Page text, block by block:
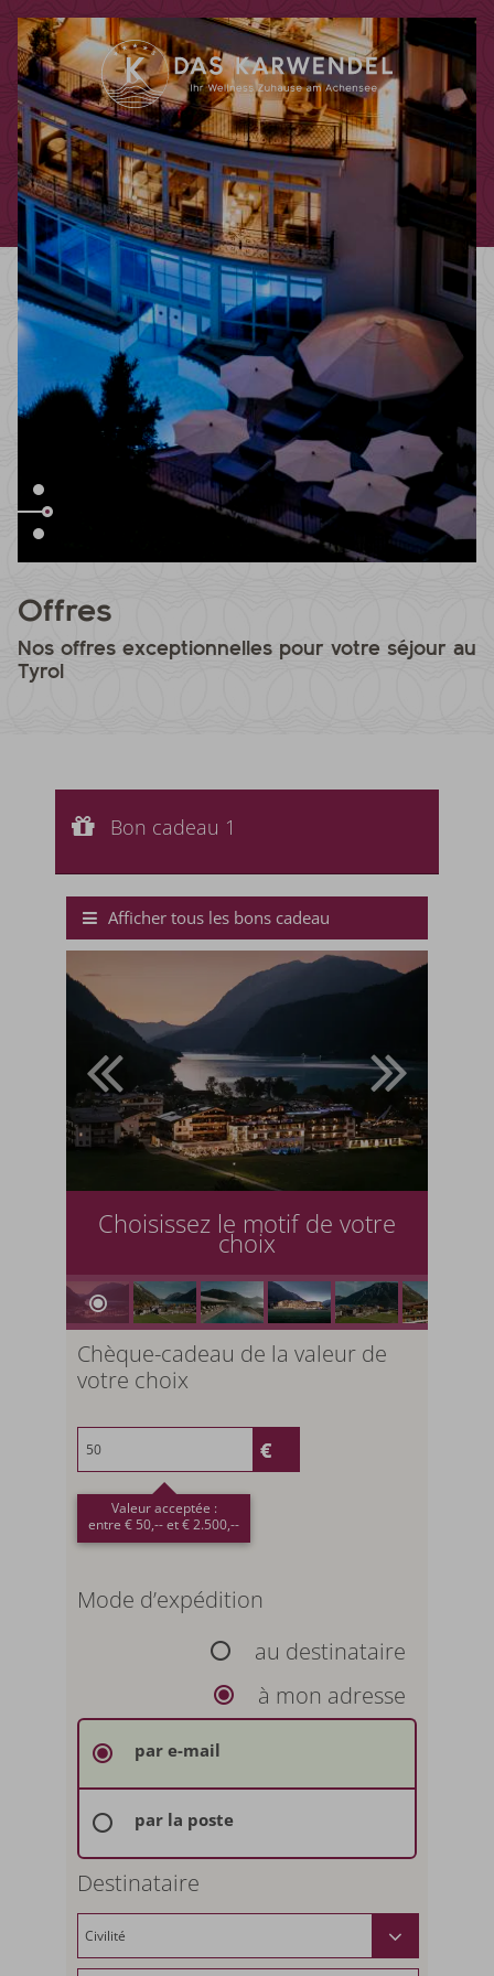
Offres
Nos offres exceptionnelles pour votre séjour au
Tyrol
Valeur du bon cadeau :
Bon cadeau 1
Afficher tous les bons cadeau
Choisissez le motif de votre
choix
Chèque-cadeau de la valeur de
votre choix
Valeur acceptée :
entre € 50,-- et € 2.500,--
Mode d’expédition
au destinataire
à mon adresse
par e-mail
par la poste
Destinataire